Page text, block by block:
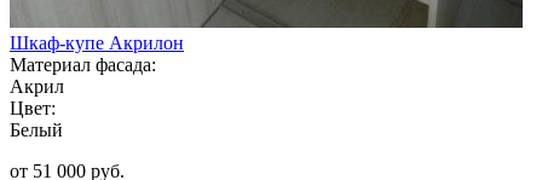
Шкаф-купе Акрилон
Материал фасада:
Акрил
Цвет:
Белый
от 51 000 руб.